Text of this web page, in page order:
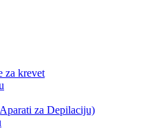
za krevet
za Depilaciju)